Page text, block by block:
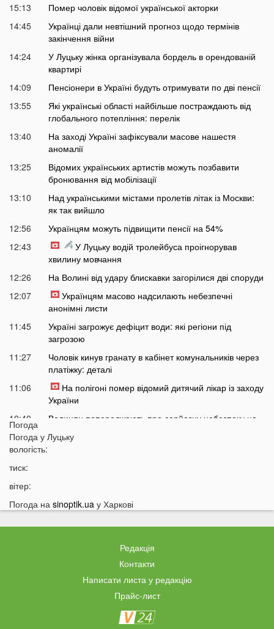
15:13
Помер чоловік відомої української акторки
14:45
Українці дали невтішний прогноз щодо термінів
закінчення війни
14:24
У Луцьку жінка організувала бордель в орендованій
квартирі
14:09
Пенсіонери в Україні будуть отримувати по дві пенсії
13:55
Які українські області найбільше постраждають від
глобального потепління: перелік
13:40
На заході Україні зафіксували масове нашестя
аномалії
13:25
Відомих українських артистів можуть позбавити
бронювання від мобілізації
13:10
Над українськими містами пролетів літак із Москви:
як так вийшло
12:56
Українцям можуть підвищити пенсії на 54%
12:43
У Луцьку водій тролейбуса проігнорував
хвилину мовчання
12:26
На Волині від удару блискавки загорілися дві споруди
12:07
Українцям масово надсилають небезпечні
анонімні листи
11:45
Україні загрожує дефіцит води: які регіони під
загрозою
11:27
Чоловік кинув гранату в кабінет комунальників через
платіжку: деталі
11:06
На полігоні помер відомий дитячий лікар із заходу
України
10:40
Волинян попереджають про серйозну небезпеку на
10:15
На Луцьк насувається гроза
Біля Луцька негода наробила біди: волиняни
публікують наслідки у мережі
Астрологи назвали знаки Зодіаку, для яких серпень
Врожай під загрозою: як врятувати город від
Погода
Погода у Луцьку
вологість:
тиск:
вітер:
Погода на sinoptik.ua у Харкові
Редакція
Контакти
Написати листа у редакцію
Прайс-лист